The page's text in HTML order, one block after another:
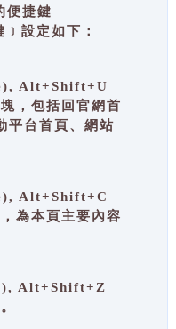
便捷鍵
設定如下：
Alt+Shift+U
，包括回官網首
平台首頁、網站
Alt+Shift+C
為本頁主要內容
Alt+Shift+Z